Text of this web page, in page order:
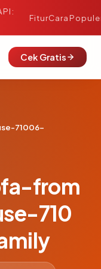
FiturCara
Cek Gratis
71006-
from
710